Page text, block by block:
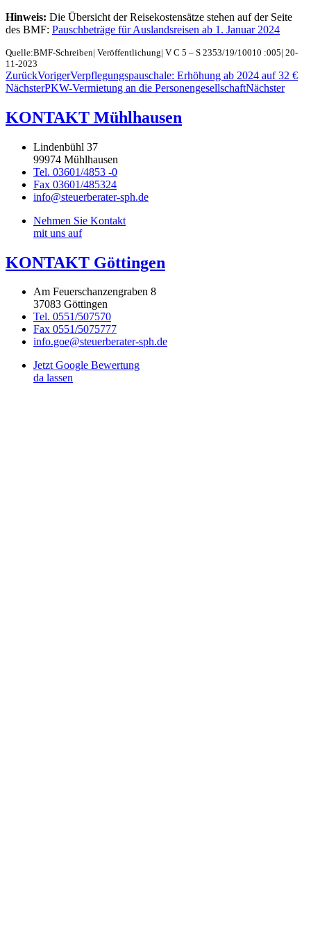
Hinweis: Die Übersicht der Reisekostensätze stehen auf der Seite
des BMF: Pauschbeträge für Auslandsreisen ab 1. Januar 2024
Quelle:BMF-Schreiben| Veröffentlichung| V C 5 – S 2353/19/10010 :005| 20-
11-2023
ZurückVorigerVerpflegungspauschale: Erhöhung ab 2024 auf 32 €
NächsterPKW-Vermietung an die PersonengesellschaftNächster
KONTAKT Mühlhausen
Lindenbühl 37
99974 Mühlhausen
Tel. 03601/4853 -0
Fax 03601/485324
info@steuerberater-sph.de
Nehmen Sie Kontakt
mit uns auf
KONTAKT Göttingen
Am Feuerschanzengraben 8
37083 Göttingen
Tel. 0551/507570
Fax 0551/5075777
info.goe@steuerberater-sph.de
Jetzt Google Bewertung
da lassen